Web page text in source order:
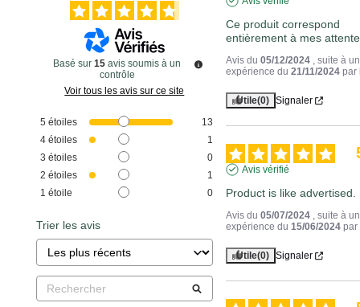
Basé sur15 avis soumis à un
contrôle
Voir tous les avis sur ce site
5 étoiles
13
4 étoiles
1
3 étoiles
0
2 étoiles
1
1 étoile 0
Trier les avis
Ce produit correspond
entièrement à mes
Avis du05/12/2024 , suite à
expérience du21/11/2024 par
Utile(0) Signaler
Avis vérifié
Product is like advertised.
Avis du05/07/2024 , suite à
expérience du15/06/2024 par
Utile(0) Signaler